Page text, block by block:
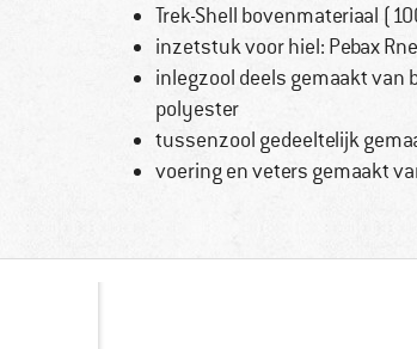
Trek-Shell bovenmateriaal
inzetstuk voor hiel: Pebax
inlegzool deels gemaakt van
polyester
tussenzool gedeeltelijk
voering en veters gemaakt